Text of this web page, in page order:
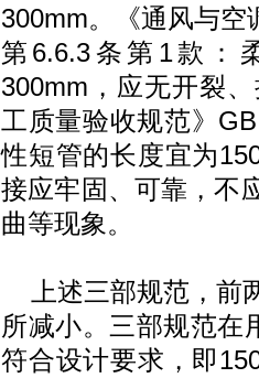
300mm。《通风与空
第6.6.3条第1款：
300mm，应无开裂
工质量验收规范》
性短管的长度宜为
接应牢固、可靠，不
曲等现象。
上述三部规范，
所减小。三部规范在
符合设计要求，即